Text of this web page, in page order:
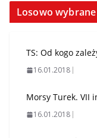
Losowo
TS: Od kogo
16.01.2018
Morsy Turek. VII
16.01.2018